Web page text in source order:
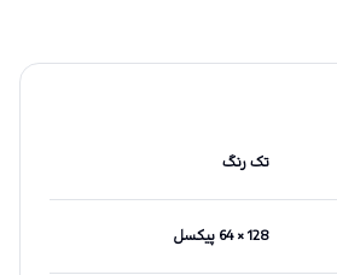
تک رنگ
128 × 64 پیکسل